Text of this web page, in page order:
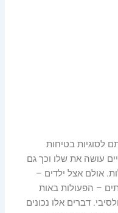
לסוגיות בטיחות
עושה את שלו וכך גם
אולם אצל ילדים –
– הפעולות באות
דברים אלו נכונים